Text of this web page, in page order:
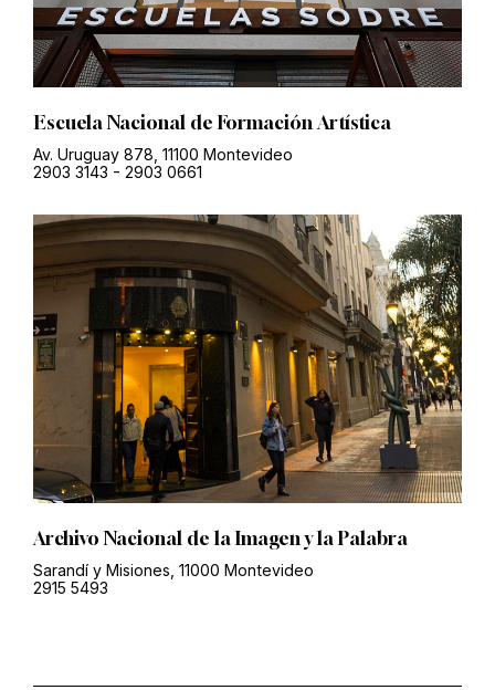
Escuela Nacional de Formación Artística
Av. Uruguay 878, 11100 Montevideo
2903 3143 - 2903 0661
Archivo Nacional de la Imagen y la Palabra
Sarandí y Misiones, 11000 Montevideo
2915 5493